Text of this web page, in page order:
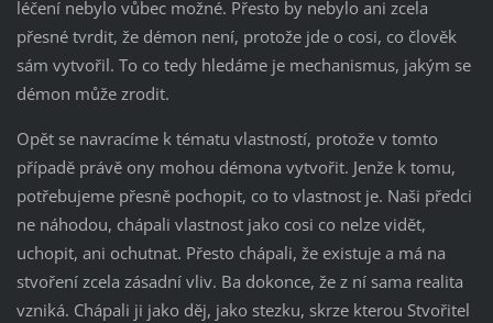
léčení nebylo vůbec možné. Přesto by nebylo ani zcela
přesné tvrdit, že démon není, protože jde o cosi, co člověk
sám vytvořil. To co tedy hledáme je mechanismus, jakým se
démon může zrodit.
Opět se navracíme k tématu vlastností, protože v tomto
případě právě ony mohou démona vytvořit. Jenže k tomu,
potřebujeme přesně pochopit, co to vlastnost je. Naši předci
ne náhodou, chápali vlastnost jako cosi co nelze vidět,
uchopit, ani ochutnat. Přesto chápali, že existuje a má na
stvoření zcela zásadní vliv. Ba dokonce, že z ní sama realita
vzniká. Chápali ji jako děj, jako stezku, skrze kterou Stvořitel